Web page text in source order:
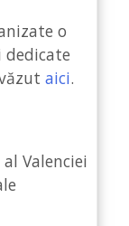
o
aici.
Valenciei